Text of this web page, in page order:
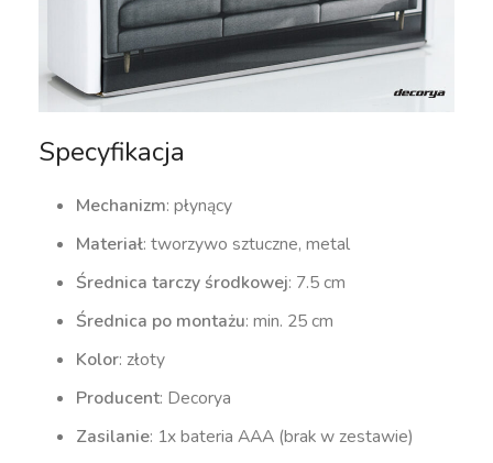
Specyfikacja
Mechanizm: płynący
Materiał: tworzywo sztuczne, metal
Średnica tarczy środkowej: 7.5 cm
Średnica po montażu: min. 25 cm
Kolor: złoty
Producent: Decorya
Zasilanie: 1x bateria AAA (brak w zestawie)